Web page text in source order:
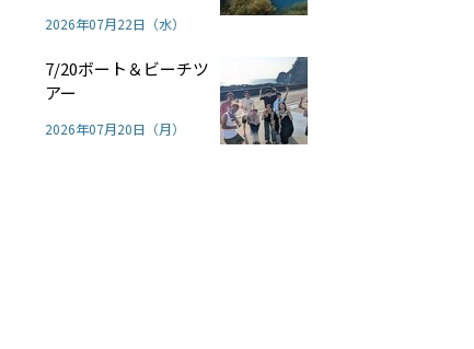
2026年07月22日（水）
7/20ボート＆ビーチツ
アー
2026年07月20日（月）